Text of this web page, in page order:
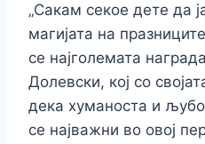
„Сакам секое дете да
магијата на
се најголемата
Долевски, кој со
дека хуманоста и
се најважни во овој